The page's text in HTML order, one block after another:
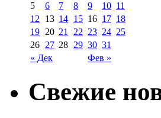
« Дек Фев »
5
6 7 8 9 10 11
12 13 14 15 16 17 18
19 20 21 22 23 24 25
26 27 28 29 30 31
Свежие